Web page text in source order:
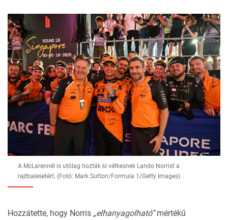
A McLarennél is utólag hozták ki vétkesnek Lando Norrist a
rajtbalesetért. (Fotó: Mark Sutton/Formula 1/Getty Images)
Hozzátette, hogy Norris „elhanyagolható”mértékű